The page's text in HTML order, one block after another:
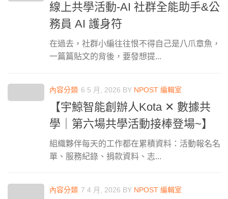
線上共學活動-AI 社群全能助手&公
務員 AI 護身符
在過去，社群小編往往恨不得自己是八爪章魚，
一篇篇貼文的背後，要發想提...
內容分類 6 5 月, 2026 BY NPOST 編輯室
【宇鯨智能創辦人Kota ✕ 數據共
學｜第六場共學活動接棒登場~】
組織夥伴每天的工作都在累積資料：活動報名名
單、服務紀錄、捐款資料、志...
內容分類 7 4 月, 2026 BY NPOST 編輯室